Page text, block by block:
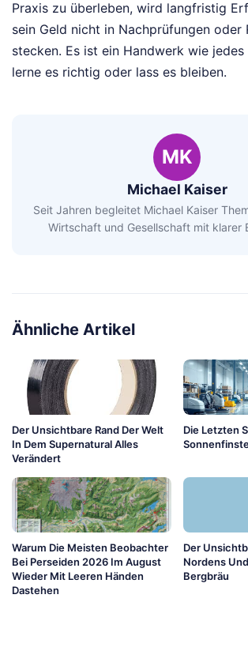
Praxis zu überleben, wird langfristig
sein Geld nicht in Nachprüfungen oder
stecken. Es ist ein Handwerk wie jedes
lerne es richtig oder lass es bleiben.
MK
Michael Kaiser
Seit Jahren begleitet Michael Kaiser
Wirtschaft und Gesellschaft mit klarer
Ähnliche Artikel
Der Unsichtbare Rand Der Welt
In Dem Supernatural Alles
Verändert
Die Letzten
Warum Die Meisten Beobachter
Bei Perseiden 2026 Im August
Wieder Mit Leeren Händen
Dastehen
Der
Nordens
Bergbräu